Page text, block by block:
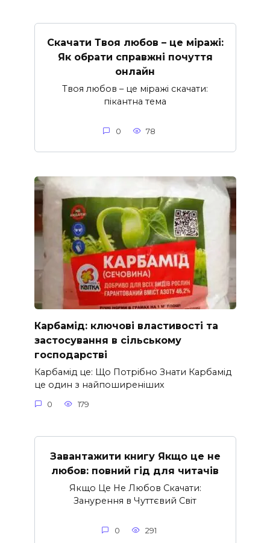
Скачати Твоя любов – це міражі:
Як обрати справжні почуття
онлайн
Твоя любов – це міражі скачати:
пікантна тема
0 78
Карбамід: ключові властивості та
застосування в сільському
господарстві
Карбамід це: Що Потрібно Знати Карбамід
це один з найпоширеніших
0 179
Завантажити книгу Якщо це не
любов: повний гід для читачів
Якщо Це Не Любов Скачати:
Занурення в Чуттєвий Світ
0 291